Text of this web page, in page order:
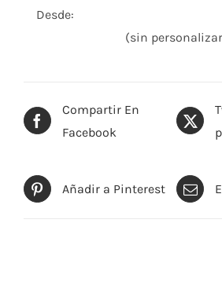
Compartir En
Facebook
Añadir a Pinterest
Desde:
(sin